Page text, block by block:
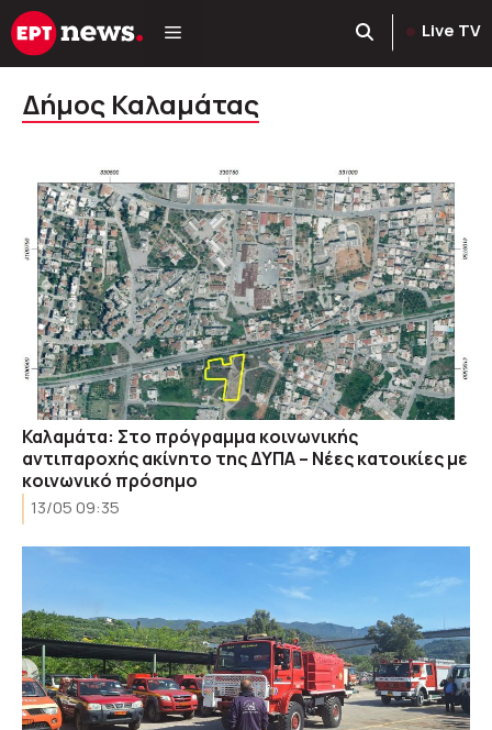
Μετάβαση
σε
Live TV
Δήμος Καλαμάτας
Καλαμάτα: Στο πρόγραμμα κοινωνικής
αντιπαροχής ακίνητο της ΔΥΠΑ – Νέες κατοικίες με
κοινωνικό πρόσημο
13/05 09:35